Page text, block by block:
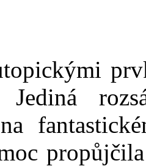
Jediná